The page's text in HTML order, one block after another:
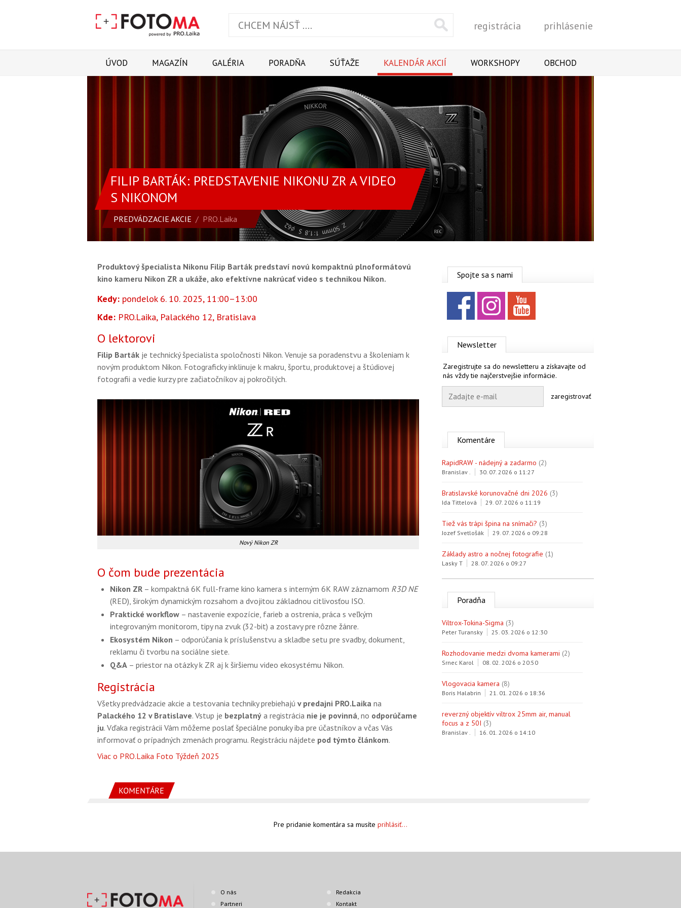
Vyhľadať
registrácia prihlásenie
ÚVOD MAGAZÍN GALÉRIA PORADŇA SÚŤAŽE KALENDÁR AKCIÍ WORKSHOPY OBCHOD
FILIP BARTÁK: PREDSTAVENIE NIKONU ZR A VIDEO
S NIKONOM
PREDVÁDZACIE AKCIE / PRO.Laika
Produktový špecialista Nikonu Filip Barták predstaví novú kompaktnú plnoformátovú
kino kameru Nikon ZR a ukáže, ako efektívne nakrúcať video s technikou Nikon.
Kedy: pondelok 6. 10. 2025, 11:00–13:00
Kde: PRO.Laika, Palackého 12, Bratislava
O lektorovi
Filip Barták je technický špecialista spoločnosti Nikon. Venuje sa poradenstvu a školeniam k
novým produktom Nikon. Fotograficky inklinuje k makru, športu, produktovej a štúdiovej
fotografii a vedie kurzy pre začiatočníkov aj pokročilých.
Nový Nikon ZR
O čom bude prezentácia
Nikon ZR – kompaktná 6K full-frame kino kamera s interným 6K RAW záznamom R3D NE
(RED), širokým dynamickým rozsahom a dvojitou základnou citlivosťou ISO.
Praktické workflow – nastavenie expozície, farieb a ostrenia, práca s veľkým
integrovaným monitorom, tipy na zvuk (32-bit) a zostavy pre rôzne žánre.
Ekosystém Nikon – odporúčania k príslušenstvu a skladbe setu pre svadby, dokument,
reklamu či tvorbu na sociálne siete.
Q&A – priestor na otázky k ZR aj k širšiemu video ekosystému Nikon.
Registrácia
Všetky predvádzacie akcie a testovania techniky prebiehajú v predajni PRO.Laika na
Palackého 12 v Bratislave. Vstup je bezplatný a registrácia nie je povinná, no odporúčame
ju. Vďaka registrácii Vám môžeme poslať špeciálne ponuky iba pre účastníkov a včas Vás
informovať o prípadných zmenách programu. Registráciu nájdete pod týmto článkom.
Viac o PRO.Laika Foto Týždeň 2025
Spojte sa s nami
Facebook
Newsletter
Zaregistrujte sa do newsletteru a získavajte od
nás vždy tie najčerstvejšie informácie.
zaregistrovať
Komentáre
RapidRAW - nádejný a zadarmo (2)
Branislav . 30. 07. 2026 o 11:27
Bratislavské korunovačné dni 2026 (3)
Ida Tittelová 29. 07. 2026 o 11:19
Tiež vás trápi špina na snímači? (3)
Jozef Svetlošák 29. 07. 2026 o 09:28
Základy astro a nočnej fotografie (1)
Lasky T 28. 07. 2026 o 09:27
Poradňa
Viltrox-Tokina-Sigma (3)
Peter Turansky 25. 03. 2026 o 12:30
Rozhodovanie medzi dvoma kamerami (2)
Srnec Karol 08. 02. 2026 o 20:50
Vlogovacia kamera (8)
Boris Halabrin 21. 01. 2026 o 18:36
reverzný objektív viltrox 25mm air, manual
focus a z 50I (3)
Branislav . 16. 01. 2026 o 14:10
KOMENTÁRE
Pre pridanie komentára sa musíte prihlásiť...
O nás
Redakcia
Partneri
Kontakt